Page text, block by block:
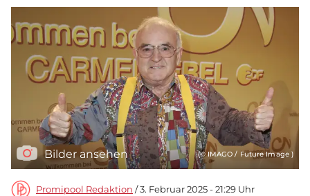
Bilder ansehen (© IMAGO / Future Image )
Promipool Redaktion / 3. Februar 2025 - 21:29 Uhr